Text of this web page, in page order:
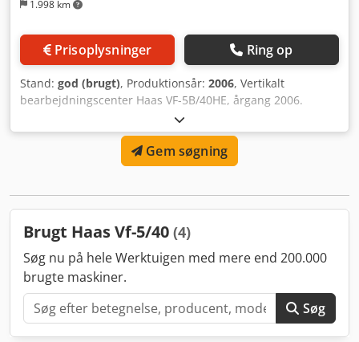
1.998 km
Prisoplysninger Ring op
Stand: god (brugt), Produktionsår: 2006, Vertikalt
bearbejdningscenter Haas VF-5B/40HE, årgang 2006.
Gem søgning
Brugt Haas Vf-5/40 (4)
Søg nu på hele Werktuigen med mere end 200.000
brugte maskiner.
Søg